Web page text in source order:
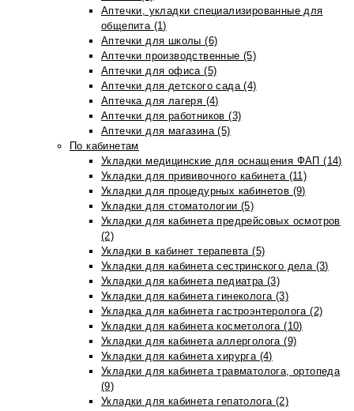
Аптечки, укладки специализированные для
общепита (1)
Аптечки для школы (6)
Аптечки производственные (5)
Аптечки для офиса (5)
Аптечки для детского сада (4)
Аптечка для лагеря (4)
Аптечки для работников (3)
Аптечки для магазина (5)
По кабинетам
Укладки медицинские для оснащения ФАП (14)
Укладки для прививочного кабинета (11)
Укладки для процедурных кабинетов (9)
Укладки для стоматологии (5)
Укладки для кабинета предрейсовых осмотров
(2)
Укладки в кабинет терапевта (5)
Укладки для кабинета сестринского дела (3)
Укладки для кабинета педиатра (3)
Укладки для кабинета гинеколога (3)
Укладка для кабинета гастроэнтеролога (2)
Укладки для кабинета косметолога (10)
Укладки для кабинета аллерголога (9)
Укладки для кабинета хирурга (4)
Укладки для кабинета травматолога, ортопеда
(9)
Укладки для кабинета гепатолога (2)